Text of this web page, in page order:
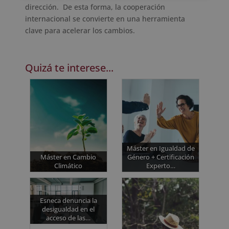
dirección. De esta forma, la cooperación
internacional se convierte en una herramienta
clave para acelerar los cambios.
Quizá te interese...
Máster en Cambio
Climático
Máster en Igualdad de
Género + Certificación
Experto…
Esneca denuncia la
desigualdad en el
acceso de las…